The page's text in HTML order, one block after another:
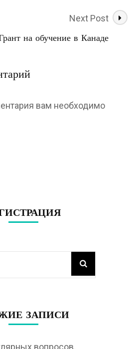
Next Post
на обучение в Канаде
вам необходимо
ЗАПИСИ
вопросов,